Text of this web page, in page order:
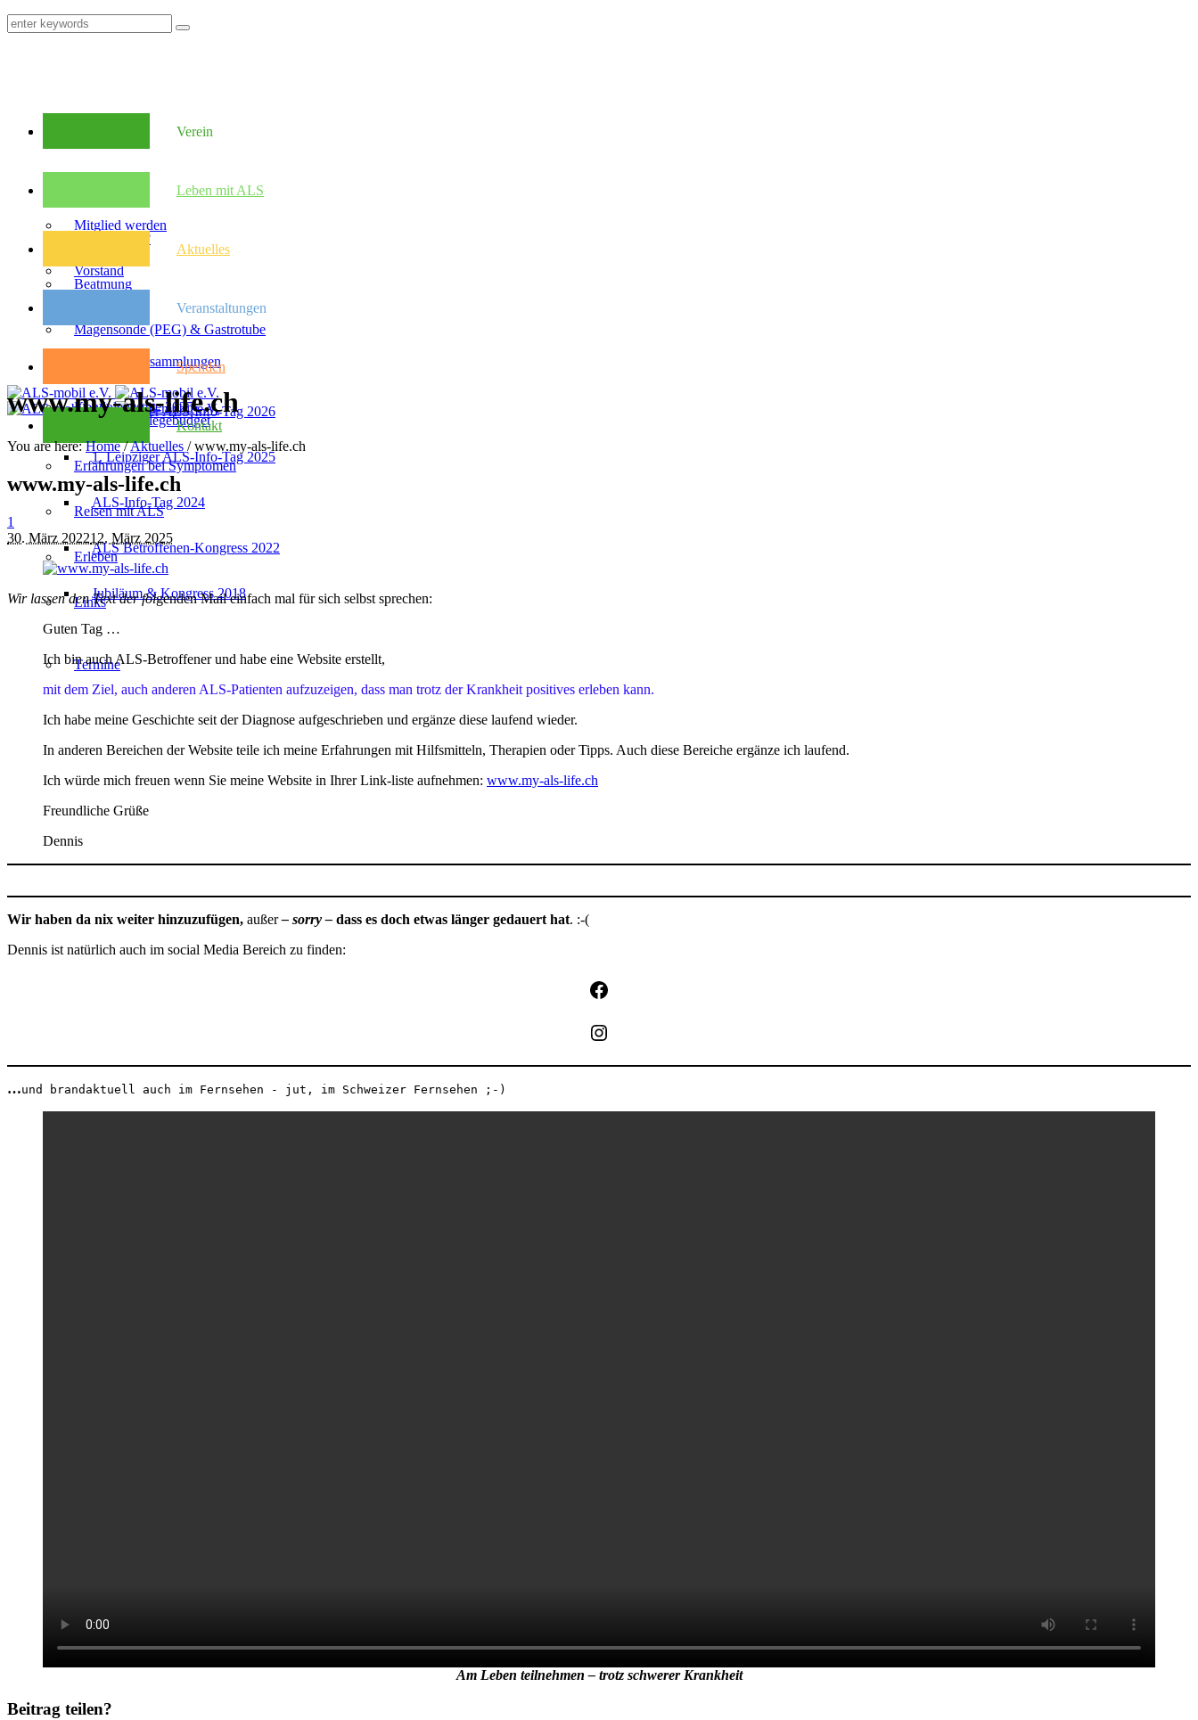
Verein
Mitglied werden
Vorstand
Mitglieder­versammlungen
Kondolenzseite 2025
Leben mit ALS
Was ist ALS?
Beatmung
Magensonde (PEG) & Gastrotube
Checkliste Pflegebudget
Erfahrungen bei Symptomen
Reisen mit ALS
Erleben
Links
Aktuelles
Veranstaltungen
2. Leipziger ALS-Info-Tag 2026
1. Leipziger ALS-Info-Tag 2025
ALS-Info-Tag 2024
ALS Betroffenen-Kongress 2022
Jubiläum & Kongress 2018
Termine
Spenden
Kontakt
www.my-als-life.ch
You are here:Home /Aktuelles /www.my-als-life.ch
www.my-als-life.ch
1
30. März 202212. März 2025
Wir lassen den Text der folgenden Mail einfach mal für sich selbst sprechen:
Guten Tag …
Ich bin auch ALS-Betroffener und habe eine Website erstellt,
mit dem Ziel, auch anderen ALS-Patienten aufzuzeigen, dass man trotz der Krankheit positives erleben kann.
Ich habe meine Geschichte seit der Diagnose aufgeschrieben und ergänze diese laufend wieder.
In anderen Bereichen der Website teile ich meine Erfahrungen mit Hilfsmitteln, Therapien oder Tipps. Auch diese Bereiche ergänze ich laufend.
Ich würde mich freuen wenn Sie meine Website in Ihrer Link-liste aufnehmen: www.my-als-life.ch
Freundliche Grüße
Dennis
Wir haben da nix weiter hinzuzufügen, außer – sorry – dass es doch etwas länger gedauert hat. :-(
Dennis ist natürlich auch im social Media Bereich zu finden:
Facebook
Instagram
…und brandaktuell auch im Fernsehen - jut, im Schweizer Fernsehen ;-)
Am Leben teilnehmen – trotz schwerer Krankheit
Beitrag teilen?